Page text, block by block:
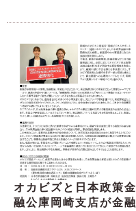
オカビズと日本政策金
融公庫岡崎支店が金融